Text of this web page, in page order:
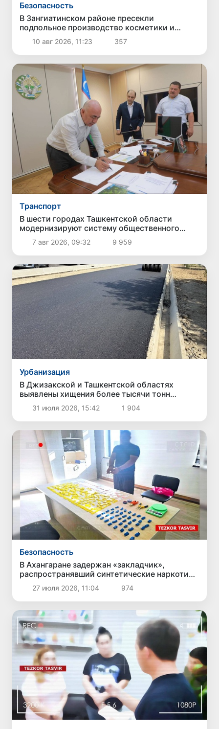
Безопасность
В Зангиатинском районе пресекли
подпольное производство косметики и
бытовой химии под известными брендами
10 авг 2026, 11:23 357
Транспорт
В шести городах Ташкентской области
модернизируют систему общественного
транспорта
7 авг 2026, 09:32 9 959
Урбанизация
В Джизакской и Ташкентской областях
выявлены хищения более тысячи тонн
асфальта
31 июля 2026, 15:42 1 904
Безопасность
В Ахангаране задержан «закладчик»,
распространявший синтетические наркотики
через 300 тайников
27 июля 2026, 11:04 974